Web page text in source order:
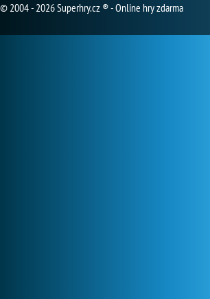
© 2004 - 2026 Superhry.cz ® - Online hry zdarma